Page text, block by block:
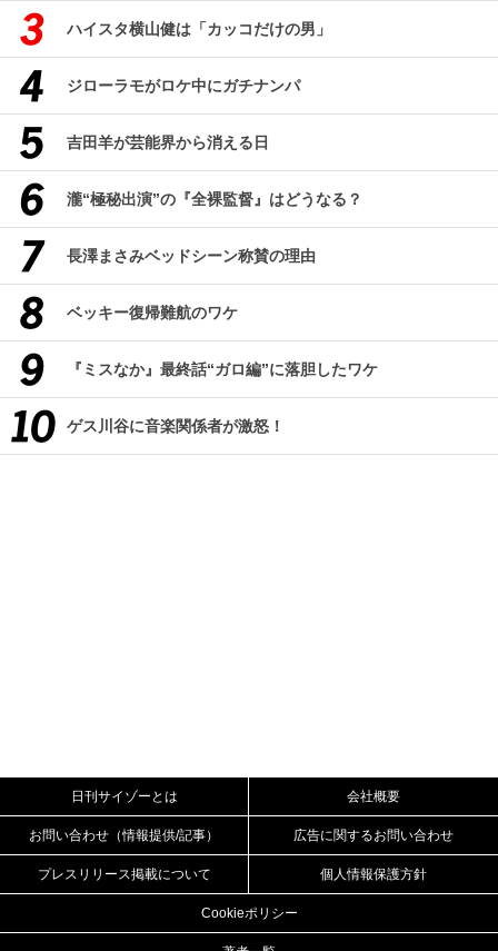
ハイスタ横山健は「カッコだけの男」
ジローラモがロケ中にガチナンパ
吉田羊が芸能界から消える日
瀧“極秘出演”の『全裸監督』はどうなる？
長澤まさみベッドシーン称賛の理由
ベッキー復帰難航のワケ
『ミスなか』最終話“ガロ編”に落胆したワケ
ゲス川谷に音楽関係者が激怒！
日刊サイゾーとは 会社概要
お問い合わせ（情報提供/記事） 広告に関するお問い合わせ
プレスリリース掲載について 個人情報保護方針
Cookieポリシー